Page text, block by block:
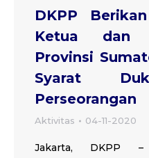
DKPP
Ketua dan
Provinsi
Syarat
Perseorangan
Aktivitas 04-11-2020
Jakarta, DKPP –